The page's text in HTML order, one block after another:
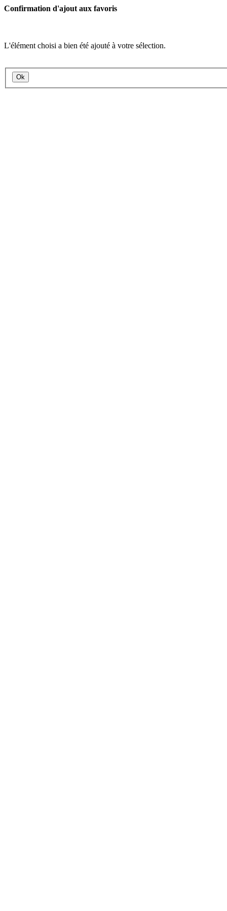
Confirmation d'ajout aux favoris
L'élément choisi a bien été ajouté à votre sélection.